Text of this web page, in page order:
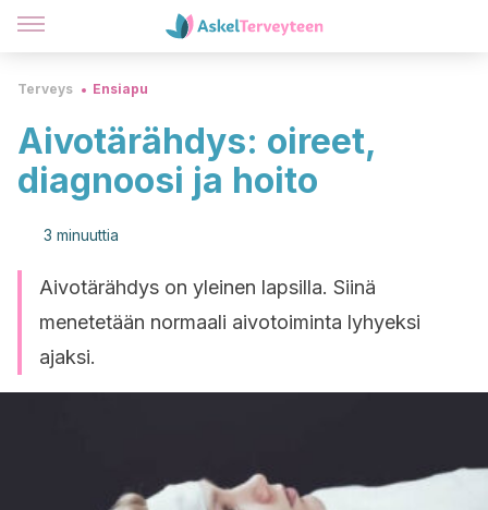
Terveys Ensiapu
Aivotärähdys: oireet,
diagnoosi ja hoito
3 minuuttia
Aivotärähdys on yleinen lapsilla. Siinä
menetetään normaali aivotoiminta lyhyeksi
ajaksi.